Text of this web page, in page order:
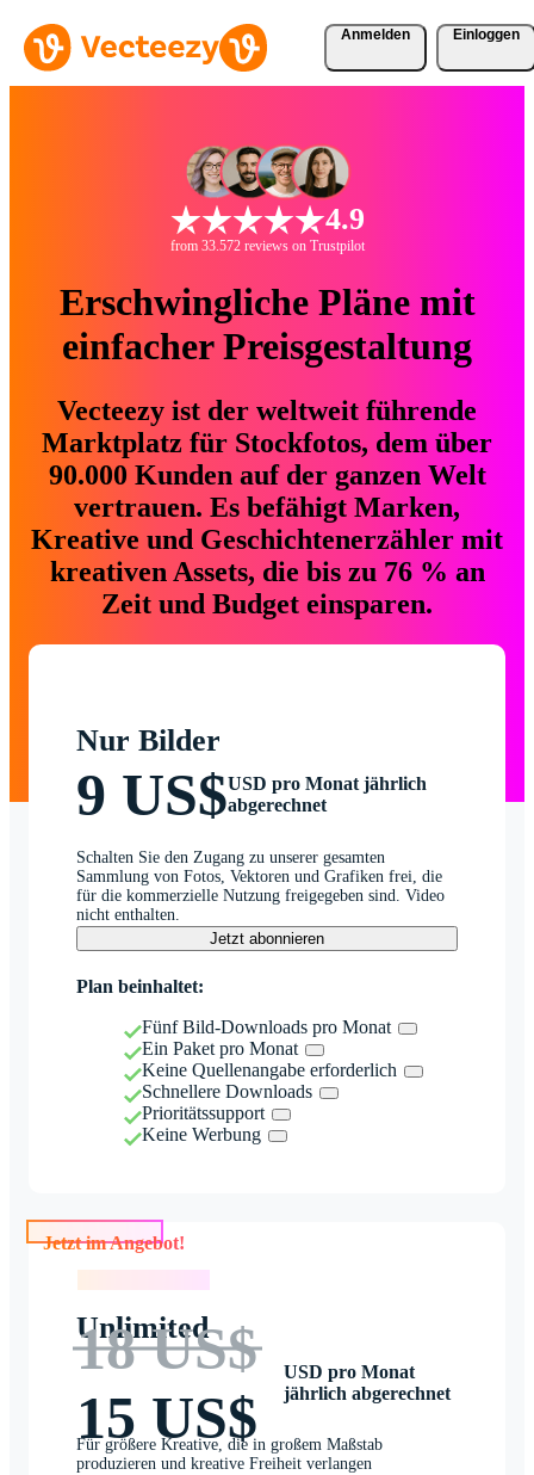
Anmelden Einloggen
4.9
from 33.572 reviews on Trustpilot
Erschwingliche Pläne mit
einfacher Preisgestaltung
Vecteezy ist der weltweit führende
Marktplatz für Stockfotos, dem über
90.000 Kunden auf der ganzen Welt
vertrauen. Es befähigt Marken,
Kreative und Geschichtenerzähler mit
kreativen Assets, die bis zu 76 % an
Zeit und Budget einsparen.
Nur Bilder
9 US$USD pro Monat jährlich
abgerechnet
Schalten Sie den Zugang zu unserer gesamten
Sammlung von Fotos, Vektoren und Grafiken frei, die
für die kommerzielle Nutzung freigegeben sind. Video
nicht enthalten.
Jetzt abonnieren
Plan beinhaltet:
Fünf Bild-Downloads pro Monat
Ein Paket pro Monat
Keine Quellenangabe erforderlich
Schnellere Downloads
Prioritätssupport
Keine Werbung
Jetzt im Angebot!
Unlimited
18 US$
15 US$
USD pro Monat
jährlich abgerechnet
Für größere Kreative, die in großem Maßstab
produzieren und kreative Freiheit verlangen